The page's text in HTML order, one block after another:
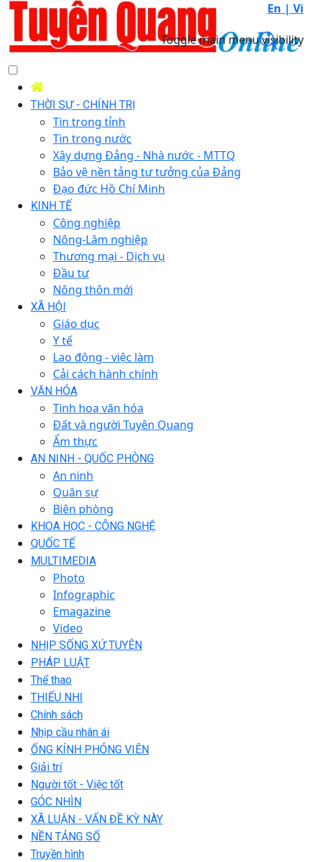
En | Vi
Toggle main menu visibility
THỜI SỰ - CHÍNH TRỊ
Tin trong tỉnh
Tin trong nước
Xây dựng Đảng - Nhà nước - MTTQ
Bảo vệ nền tảng tư tưởng của Đảng
Đạo đức Hồ Chí Minh
KINH TẾ
Công nghiệp
Nông-Lâm nghiệp
Thương mại - Dịch vụ
Đầu tư
Nông thôn mới
XÃ HỘI
Giáo dục
Y tế
Lao động - việc làm
Cải cách hành chính
VĂN HÓA
Tinh hoa văn hóa
Đất và người Tuyên Quang
Ẩm thực
AN NINH - QUỐC PHÒNG
An ninh
Quân sự
Biên phòng
KHOA HỌC - CÔNG NGHỆ
QUỐC TẾ
MULTIMEDIA
Photo
Infographic
Emagazine
Video
NHỊP SỐNG XỨ TUYÊN
PHÁP LUẬT
Thể thao
THIẾU NHI
Chính sách
Nhịp cầu nhân ái
ỐNG KÍNH PHÓNG VIÊN
Giải trí
Người tốt - Việc tốt
GÓC NHÌN
XÃ LUẬN - VẤN ĐỀ KỲ NÀY
NỀN TẢNG SỐ
Truyền hình